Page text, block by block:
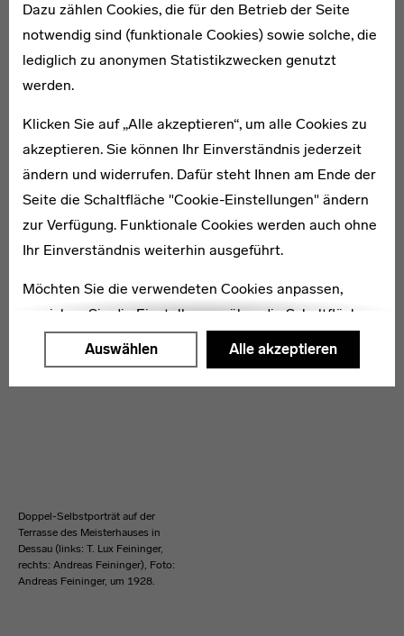
Dazu zählen Cookies, die für den Betrieb der Seite
notwendig sind (funktionale Cookies) sowie solche, die
lediglich zu anonymen Statistikzwecken genutzt
werden.
Klicken Sie auf „Alle akzeptieren“, um alle Cookies zu
akzeptieren. Sie können Ihr Einverständnis jederzeit
ändern und widerrufen. Dafür steht Ihnen am Ende der
Seite die Schaltfläche "Cookie-Einstellungen" ändern
zur Verfügung. Funktionale Cookies werden auch ohne
Ihr Einverständnis weiterhin ausgeführt.
Möchten Sie die verwendeten Cookies anpassen,
erreichen Sie die Einstellungen über die Schaltfläche
"Auswählen".
Auswählen Alle akzeptieren
Weiterführende Links
Netzwerke
Doppel-Selbstporträt auf der
Terrasse des Meisterhauses in
Dessau (links: T. Lux Feininger,
rechts: Andreas Feininger), Foto:
Andreas Feininger, um 1928.